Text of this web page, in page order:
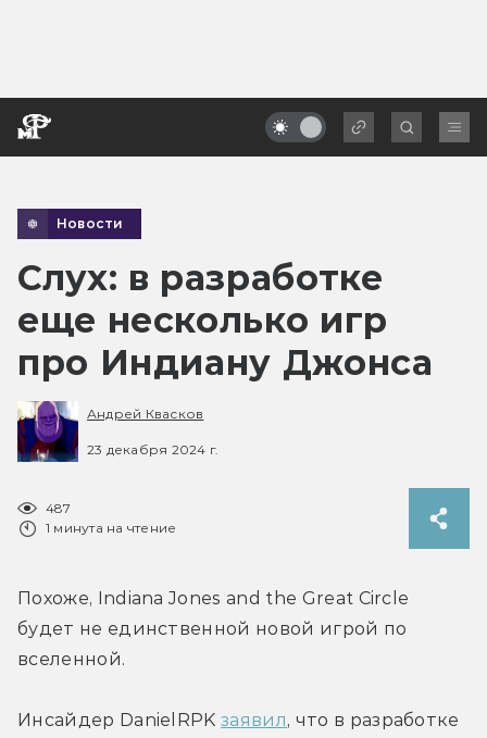
Новости
Слух: в разработке
еще несколько игр
про Индиану Джонса
Андрей Квасков
23 декабря 2024 г.
487
1 минута на чтение
Похоже, Indiana Jones and the Great Circle
будет не единственной новой игрой по
вселенной.
Инсайдер DanielRPK заявил, что в разработке